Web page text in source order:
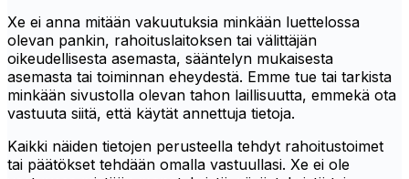
Xe ei anna mitään vakuutuksia minkään luettelossa
olevan pankin, rahoituslaitoksen tai välittäjän
oikeudellisesta asemasta, sääntelyn mukaisesta
asemasta tai toiminnan eheydestä. Emme tue tai tarkista
minkään sivustolla olevan tahon laillisuutta, emmekä ota
vastuuta siitä, että käytät annettuja tietoja.
Kaikki näiden tietojen perusteella tehdyt rahoitustoimet
tai päätökset tehdään omalla vastuullasi. Xe ei ole